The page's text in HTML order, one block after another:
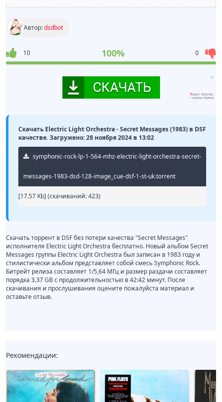
Автор:dsdbot
10 100% 0
Скачать Electric Light Orchestra - Secret Messages (1983) в DSF
качестве. Загружено: 28 ноября 2024 в 13:02
symphonic-rock-lp-1-564-mhz-electric-light-orchestra-secret-
messages-1983-dsd-128-image_cue-dsf-1-st-uk.torrent
[17.57 Kb] (cкачиваний: 423)
Скачать торрент в DSF без потери качества "Secret Messages"
исполнителя Electric Light Orchestra бесплатно. Новый альбом Secret
Messages группы Electric Light Orchestra был записан в 1983 году и
стилистически альбом представляет собой смесь Symphonic Rock.
Битрейт релиза составляет 1/5,64 МГц и размер раздачи составляет
порядка 3.37 GB с продолжительностью в 42:42 минут. После
скачивания и прослушивания оцените пожалуйста материал и
оставьте отзыв.
Рекомендации: